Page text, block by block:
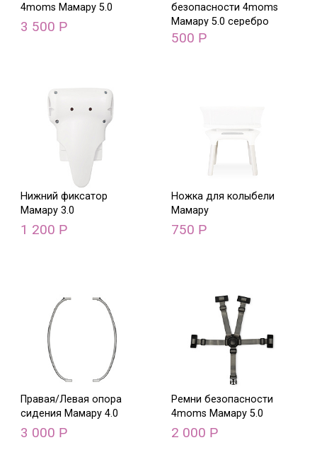
4moms Мамару 5.0
3 500 Р
безопасности 4moms
Мамару 5.0 серебро
500 Р
Нижний фиксатор
Мамару 3.0
1 200 Р
Ножка для колыбели
Мамару
750 Р
Правая/Левая опора
сидения Мамару 4.0
3 000 Р
Ремни безопасности
4moms Мамару 5.0
2 000 Р